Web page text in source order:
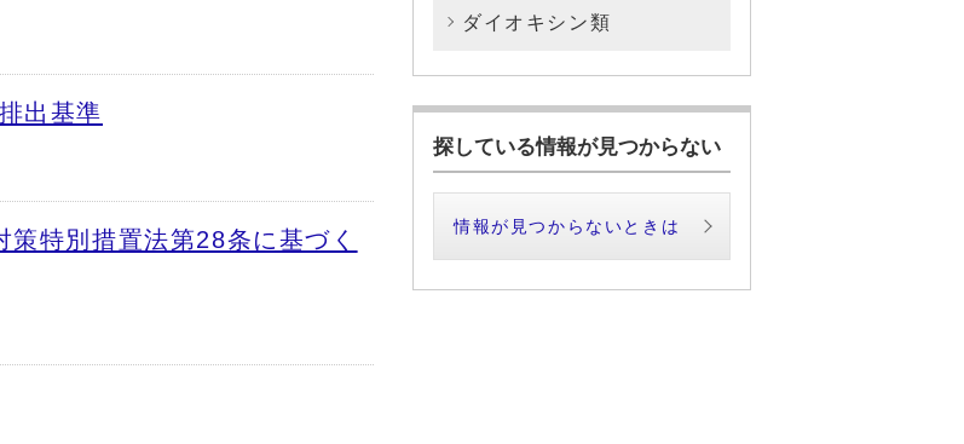
出基準
特別措置法第28条に基づく
ダイオキシン類
探している情報が見つからない
情報が見つからないときは